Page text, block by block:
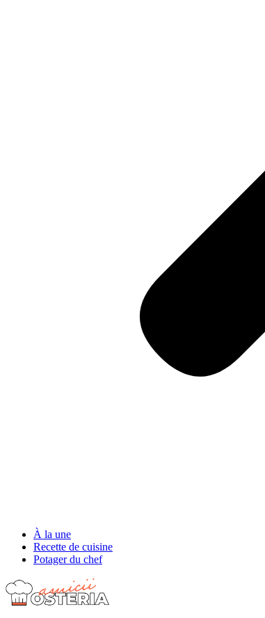
À la une
Recette de cuisine
Potager du chef